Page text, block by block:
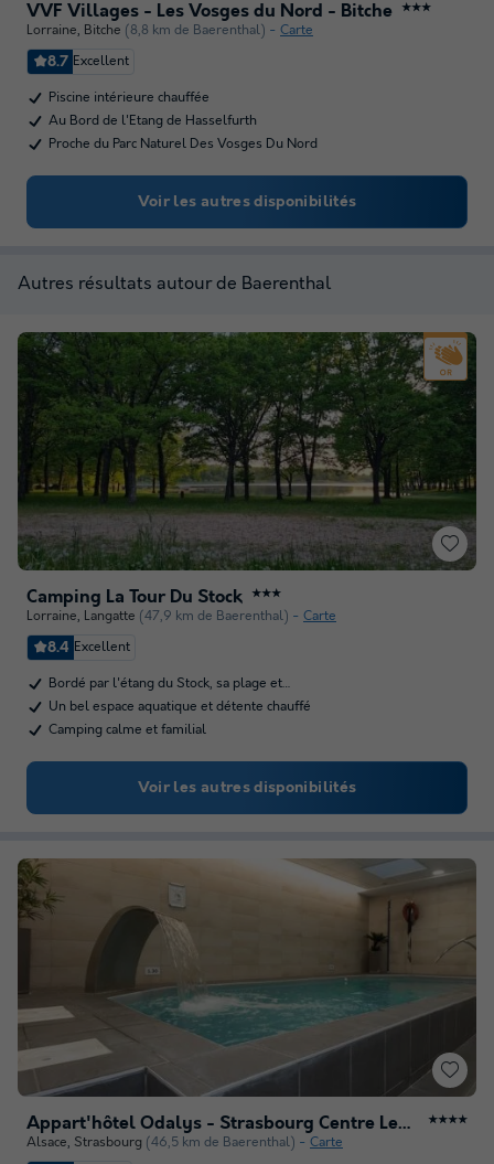
VVF Villages - Les Vosges du Nord - Bitche ★★★
Lorraine, Bitche (8,8 km de Baerenthal) Carte
8.7 Excellent
Piscine intérieure chauffée
Au Bord de l'Etang de Hasselfurth
Proche du Parc Naturel Des Vosges Du Nord
Voir les autres disponibilités
Autres résultats autour de Baerenthal
Camping La Tour Du Stock ★★★
Lorraine, Langatte (47,9 km de Baerenthal) Carte
8.4 Excellent
Bordé par l'étang du Stock, sa plage et…
Un bel espace aquatique et détente chauffé
Camping calme et familial
Voir les autres disponibilités
Appart'hôtel Odalys - Strasbourg Centre Les Halles ★★★★
Alsace, Strasbourg (46,5 km de Baerenthal) Carte